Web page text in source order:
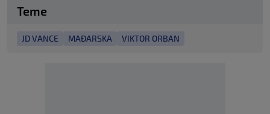
Teme
JD VANCE MAĐARSKA VIKTOR ORBAN